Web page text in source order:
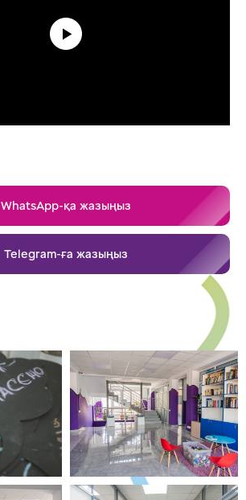
WhatsApp-қа жазыңыз
Telegram-ға жазыңыз